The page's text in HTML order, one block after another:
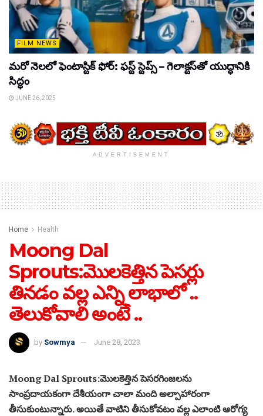
FILM NEWS
మరో నెలలో ఫెంటాస్టిక్ ఫోర్: ఫస్ట్ స్టెప్స్ – గెలాక్టస్‌తో యుద్ధానికి
సిద్ధం
JUNE 26, 2025
ADVERTISEMENT
Home Health
Moong Dal
Sprouts:మొలకెత్తిన పెసర్లు
తినడం వల్ల ఎన్ని లాభాలో ..
తెలుకోవాలి అంటే ..
by Sowmya June 28, 2023
Moong Dal Sprouts:మొలకెత్తిన పెసరగింజలను
సాంప్రదాయకంగా దేశీయంగా చాలా మంది అల్పాహారంగా
తీసుకుంటున్నారు. అయితే వాటిని తీసుకోవటం వల్ల ఎలాంటి ఆరోగ్య